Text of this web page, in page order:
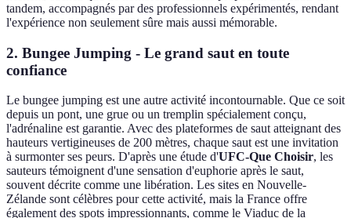
tandem, accompagnés par des professionnels expérimentés, rendant
l'expérience non seulement sûre mais aussi mémorable.
2. Bungee Jumping - Le grand saut en toute
confiance
Le bungee jumping est une autre activité incontournable. Que ce soit
depuis un pont, une grue ou un tremplin spécialement conçu,
l'adrénaline est garantie. Avec des plateformes de saut atteignant des
hauteurs vertigineuses de 200 mètres, chaque saut est une invitation
à surmonter ses peurs. D'après une étude d'UFC-Que Choisir, les
sauteurs témoignent d'une sensation d'euphorie après le saut,
souvent décrite comme une libération. Les sites en Nouvelle-
Zélande sont célèbres pour cette activité, mais la France offre
également des spots impressionnants, comme le Viaduc de la